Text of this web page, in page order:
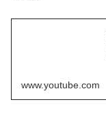
www.youtube.com